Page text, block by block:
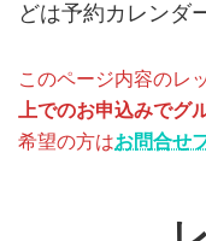
どは予約カレンダ
このページ内容のレ
上でのお申込みでグ
希望の方はお問合せ